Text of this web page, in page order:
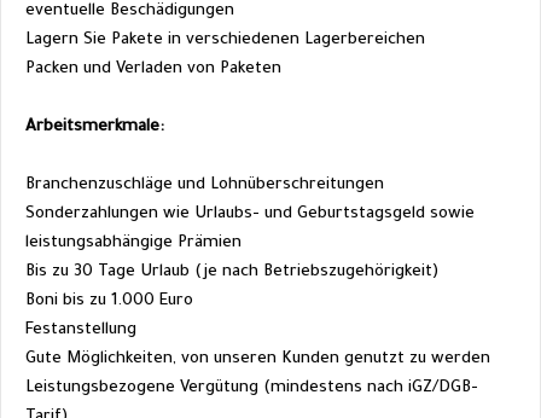
eventuelle Beschädigungen
Lagern Sie Pakete in verschiedenen Lagerbereichen
Packen und Verladen von Paketen
Arbeitsmerkmale:
Branchenzuschläge und Lohnüberschreitungen
Sonderzahlungen wie Urlaubs- und Geburtstagsgeld sowie
leistungsabhängige Prämien
Bis zu 30 Tage Urlaub (je nach Betriebszugehörigkeit)
Boni bis zu 1.000 Euro
Festanstellung
Gute Möglichkeiten, von unseren Kunden genutzt zu werden
Leistungsbezogene Vergütung (mindestens nach iGZ/DGB-